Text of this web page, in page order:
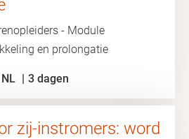
- Module
en prolongatie
NL 3 dagen
zij-instromers: word